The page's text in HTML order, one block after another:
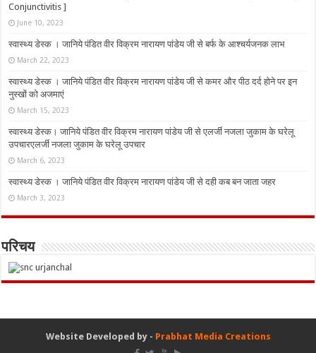
Conjunctivitis ]
June 10, 2023
स्वास्थ्य डेस्क । जानिये पंडित वीर विक्रम नारायण पांडेय जी से बर्फ के आश्चर्यजनक लाभ
March 22, 2023
स्वास्थ्य डेस्क । जानिये पंडित वीर विक्रम नारायण पांडेय जी से कमर और पीठ दर्द होने पर इन
नुस्‍खों को अजमाएं
March 15, 2023
स्वास्थ्य डेस्क। जानिये पंडित वीर विक्रम नारायण पांडेय जी से एलर्जी नजला जुकाम के घरेलू
उपचारएलर्जी नजला जुकाम के घरेलू उपचार
March 6, 2023
स्वास्थ्य डेस्क । जानिये पंडित वीर विक्रम नारायण पांडेय जी से दही कब बन जाता जहर
March 3, 2023
परिचय
Website Developed by - Prabhat Media Creations